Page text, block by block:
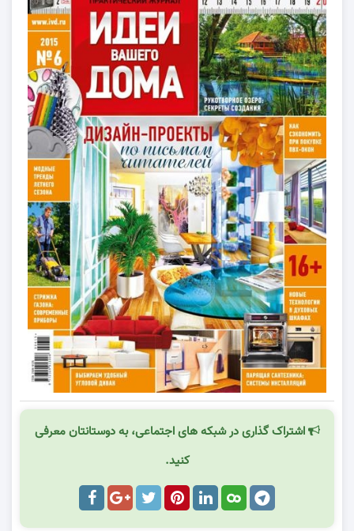
اشتراک گذاری در شبکه های اجتماعی، به دوستانتان معرفی
کنید.